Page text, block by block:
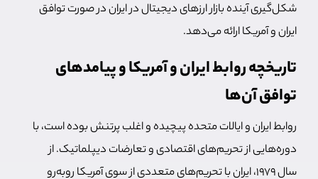
شکل‌گیری آینده بازار ارزهای دیجیتال در ایران در صورت توافق
ایران و آمریکا ارائه می‌دهد.
تاریخچه روابط ایران و آمریکا و پیامدهای
توافق آن‌ها
روابط ایران و ایالات متحده پیچیده و اغلب پرتنش بوده است، با
دوره‌هایی از تحریم‌های اقتصادی و تعارضات دیپلماتیک. از
سال 1979، ایران با تحریم‌های متعددی از سوی آمریکا روبه‌رو